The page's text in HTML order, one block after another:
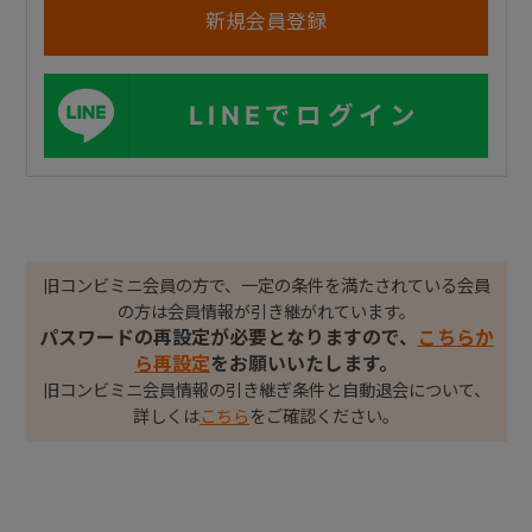
LINEでログイン
旧コンビミニ会員の方で、一定の条件を満たされている会員
の方は会員情報が引き継がれています。
パスワードの再設定が必要となりますので、
こちらか
ら再設定をお願いいたします。
旧コンビミニ会員情報の引き継ぎ条件と自動退会について、
詳しくはこちら をご確認ください。